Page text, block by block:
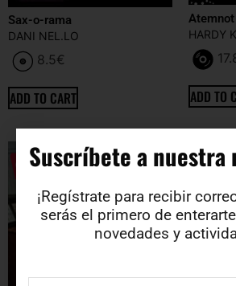
Sax-o-rama
DANI NEL.LO
8.5€
ADD TO CART
Atemnot
HARDY
ADD TO
Suscríbete a
¡Regístrate para recibir
serás el primero de
novedades y